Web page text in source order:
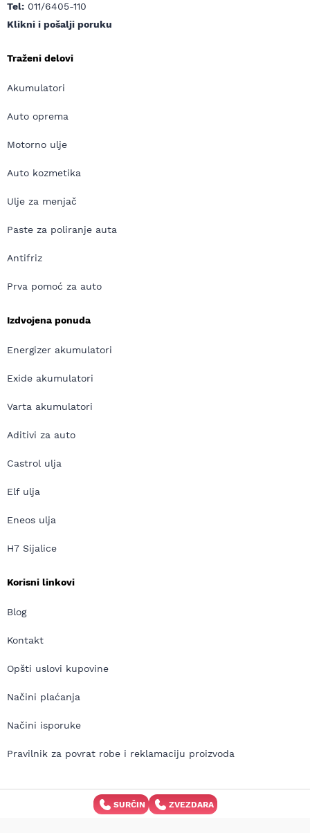
Tel: 011/6405-110
Klikni i pošalji poruku
Traženi delovi
Akumulatori
Auto oprema
Motorno ulje
Auto kozmetika
Ulje za menjač
Paste za poliranje auta
Antifriz
Prva pomoć za auto
Izdvojena ponuda
Energizer akumulatori
Exide akumulatori
Varta akumulatori
Aditivi za auto
Castrol ulja
Elf ulja
Eneos ulja
H7 Sijalice
Korisni linkovi
Blog
Kontakt
Opšti uslovi kupovine
Načini plaćanja
Načini isporuke
Pravilnik za povrat robe i reklamaciju proizvoda
Copyright © MD Auto 2026 | Izrada internet prodavnice:
Avokado.rs
SURČIN ZVEZDARA